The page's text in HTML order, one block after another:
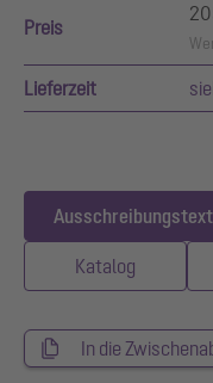
Preis
Lieferzeit
Ausschreibungstext
Katalog
In die